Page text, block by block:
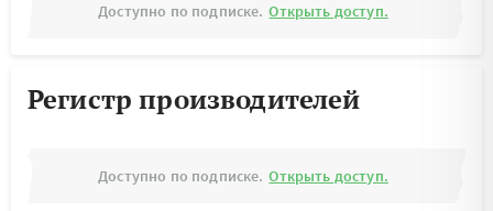
Доступно по подписке. Открыть доступ.
Регистр производителей
Доступно по подписке. Открыть доступ.